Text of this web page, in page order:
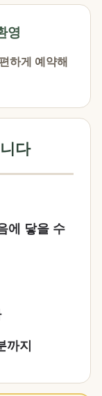
영
하게 예약해
다
에 닿을 수
까지